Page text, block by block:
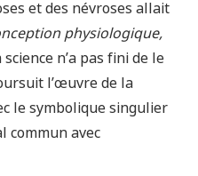
et des névroses allait
physiologique,
science n’a pas fini de le
l’œuvre de la
le symbolique singulier
commun avec